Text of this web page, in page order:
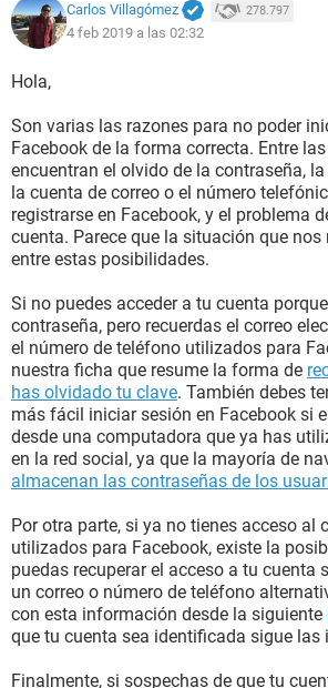
Carlos Villagómez 278.797
4 feb 2019 a las 02:32
Hola,
Son varias las razones para no poder
Facebook de la forma correcta. Entre
encuentran el olvido de la contraseña,
la cuenta de correo o el número
registrarse en Facebook, y el problema
cuenta. Parece que la situación que
entre estas posibilidades.
Si no puedes acceder a tu cuenta
contraseña, pero recuerdas el correo
el número de teléfono utilizados para
nuestra ficha que resume la forma de
has olvidado tu clave. También debes
más fácil iniciar sesión en Facebook si
desde una computadora que ya has
en la red social, ya que la mayoría de
almacenan las contraseñas de los
Por otra parte, si ya no tienes acceso al
utilizados para Facebook, existe la
puedas recuperar el acceso a tu cuenta
un correo o número de teléfono
con esta información desde la siguiente
que tu cuenta sea identificada sigue las
Finalmente, si sospechas de que tu